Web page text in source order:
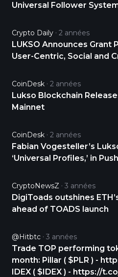
Universal Follower
Crypto Daily 2 années
LUKSO Announces Grant
User-Centric, Social and
CoinDesk 2 années
Lukso Blockchain
Mainnet
CoinDesk 2 années
Fabian Vogesteller’s
‘Universal Profiles,’ in
CryptoNewsZ 3 années
DigiToads outshines
ahead of TOADS launch
@hitbtc 3 années
Trade TOP performing
month: Pillar ( $PLR ) - https://t.co/r8ipakVbN6
IDEX ( $IDEX ) - https://t.co/